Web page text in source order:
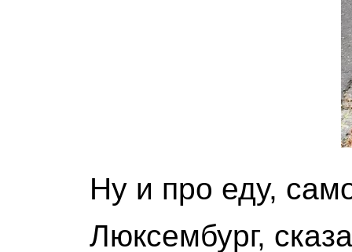
Ну и про еду,
Люксембург,